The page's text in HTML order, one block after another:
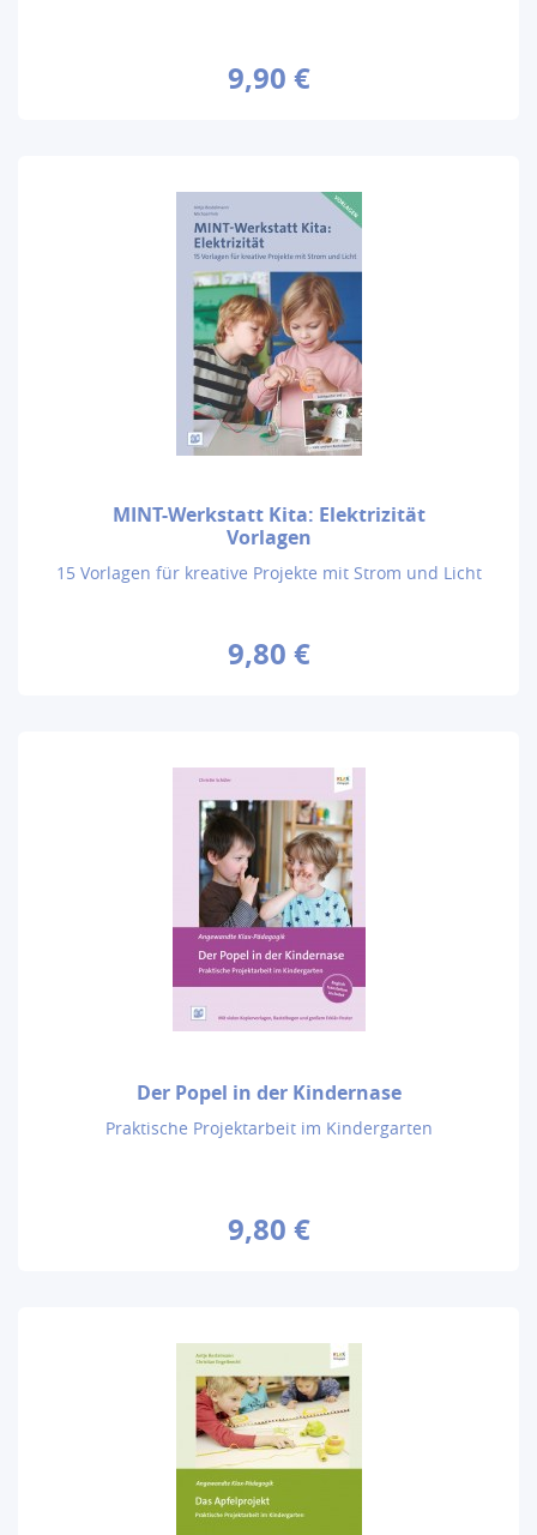
9,90 €
MINT-Werkstatt Kita: Elektrizität
Vorlagen
15 Vorlagen für kreative Projekte mit Strom und Licht
9,80 €
Der Popel in der Kindernase
Praktische Projektarbeit im Kindergarten
9,80 €